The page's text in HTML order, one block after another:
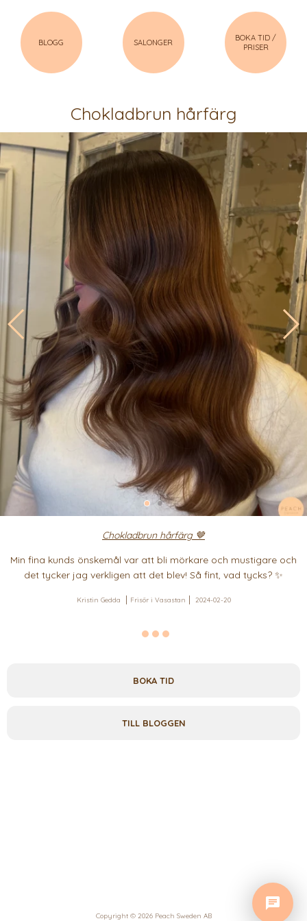
BLOGG SALONGER
BOKA TID /
PRISER
Chokladbrun hårfärg
Chokladbrun hårfärg 🤎
Min fina kunds önskemål var att bli mörkare och mustigare och
det tycker jag verkligen att det blev! Så fint, vad tycks? ✨
Kristin Gedda Frisör i Vasastan 2024-02-20
BOKA TID
TILL BLOGGEN
Copyright © 2026 Peach Sweden AB